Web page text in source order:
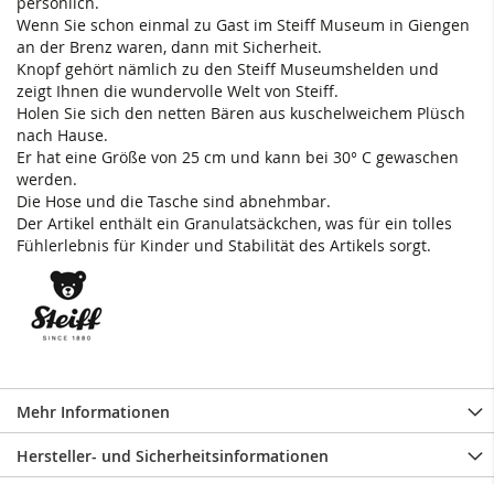
Wenn Sie schon einmal zu Gast im Steiff Museum in Giengen
an der Brenz waren, dann mit Sicherheit.
Knopf gehört nämlich zu den Steiff Museumshelden und
zeigt Ihnen die wundervolle Welt von Steiff.
Holen Sie sich den netten Bären aus kuschelweichem Plüsch
nach Hause.
Er hat eine Größe von 25 cm und kann bei 30° C gewaschen
werden.
Die Hose und die Tasche sind abnehmbar.
Der Artikel enthält ein Granulatsäckchen, was für ein tolles
Fühlerlebnis für Kinder und Stabilität des Artikels sorgt.
Mehr Informationen
Hersteller- und Sicherheitsinformationen